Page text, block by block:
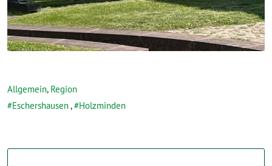
Allgemein, Region
Eschershausen, Holzminden